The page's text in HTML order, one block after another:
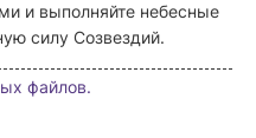
и выполняйте небесные
силу Созвездий.
файлов.